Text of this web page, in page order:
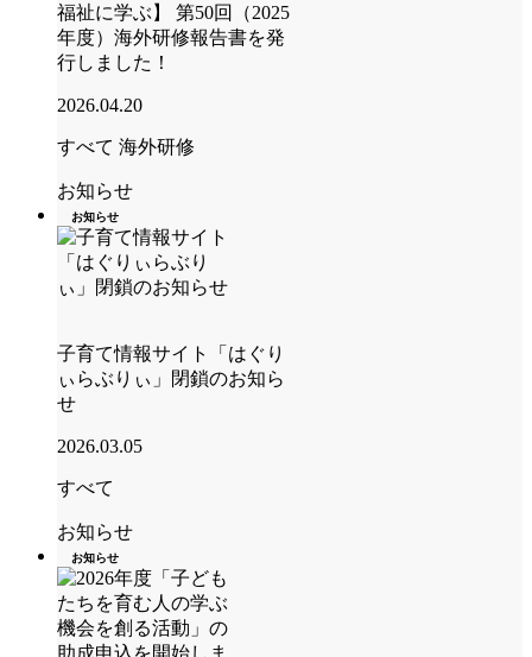
福祉に学ぶ】 第50回（2025
年度）海外研修報告書を発
行しました！
2026.04.20
すべて 海外研修
お知らせ
お知らせ
子育て情報サイト「はぐり
ぃらぶりぃ」閉鎖のお知ら
せ
2026.03.05
すべて
お知らせ
お知らせ